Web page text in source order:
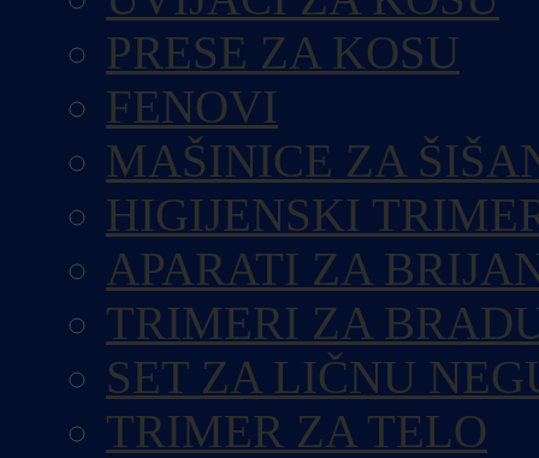
PRESE ZA KOSU
FENOVI
MAŠINICE ZA
HIGIJENSKI
APARATI ZA
TRIMERI ZA
SET ZA LIČNU
TRIMER ZA TELO